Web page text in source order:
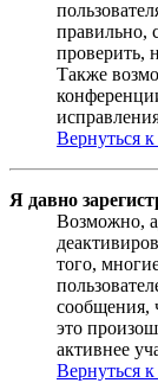
правильно,
проверить,
Также
Вернуться к
Я давно
Возможно,
того,
сообщения,
это
активнее
Вернуться к